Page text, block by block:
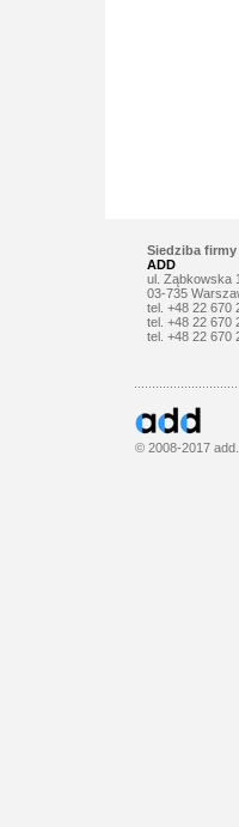
Siedziba firmy
ADD
ul. Ząbkowska
03-735
tel. +48 22 670
tel. +48 22 670
tel. +48 22 670
© 2008-2017